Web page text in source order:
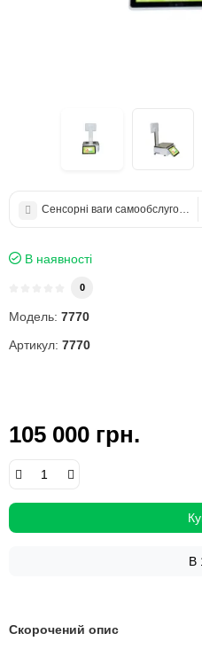
Сенсорні ваги
В наявності
0
Модель: 7770
Артикул: 7770
105 000 грн.
В
Скорочений опис